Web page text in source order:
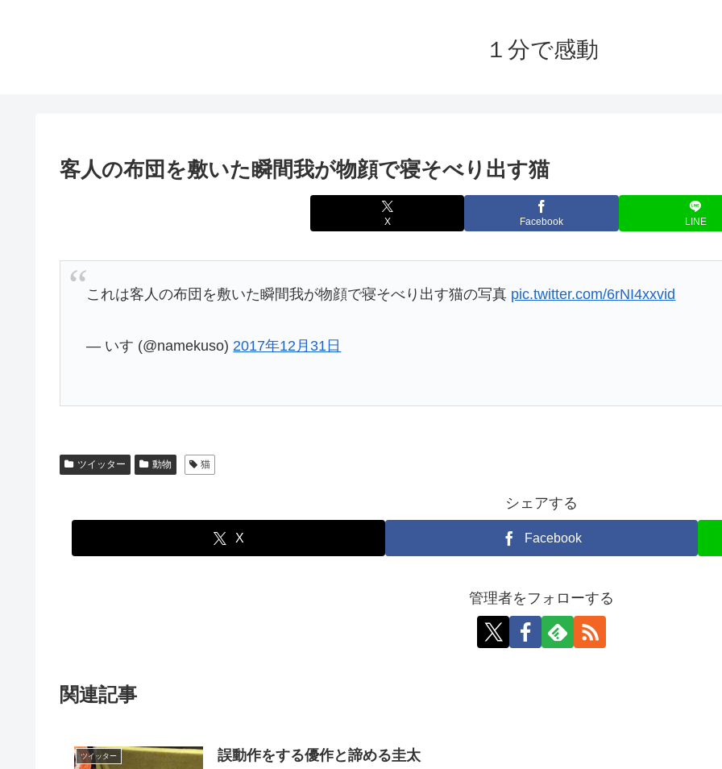
１分で感動
客人の布団を敷いた瞬間我が物顔で寝そべり出す猫
X Facebook LINE
これは客人の布団を敷いた瞬間我が物顔で寝そべり出す猫の写真 pic.twitter.com/6rNI4xxvid
— いす (@namekuso) 2017年12月31日
ツイッター 動物 猫
シェアする
X Facebook
管理者をフォローする
関連記事
ツイッター 誤動作をする優作と諦める圭太